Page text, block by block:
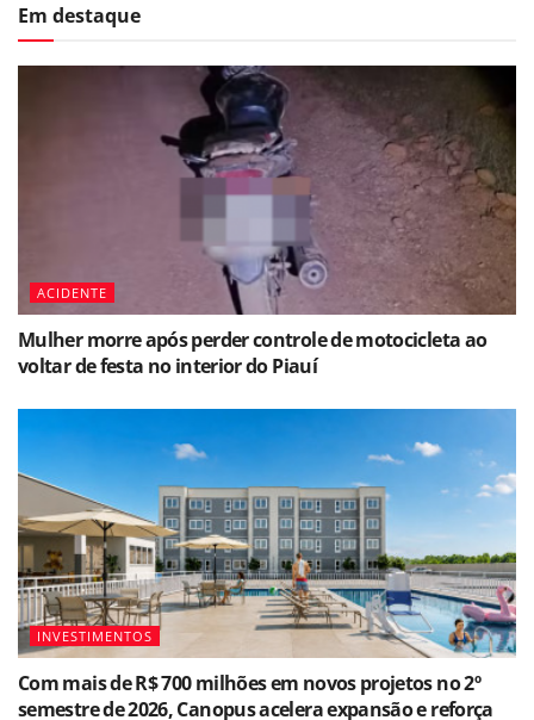
Em destaque
ACIDENTE
Mulher morre após perder controle de motocicleta ao
voltar de festa no interior do Piauí
INVESTIMENTOS
Com mais de R$ 700 milhões em novos projetos no 2º
semestre de 2026, Canopus acelera expansão e reforça